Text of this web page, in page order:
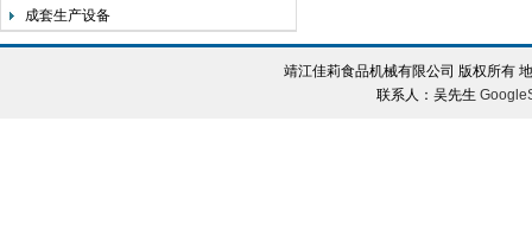
成套生产设备
靖江佳莉食品机械有限公司 版权所有
联系人：吴先生